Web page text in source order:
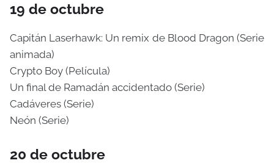
19 de octubre
Capitán Laserhawk: Un remix de Blood Dragon (Serie
animada)
Crypto Boy (Película)
Un final de Ramadán accidentado (Serie)
Cadáveres (Serie)
Neón (Serie)
20 de octubre